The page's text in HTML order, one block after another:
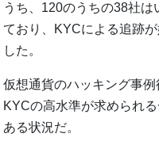
うち、120のうちの38社
ており、KYCによる追跡
した。
仮想通貨のハッキング事
KYCの高水準が求められ
ある状況だ。